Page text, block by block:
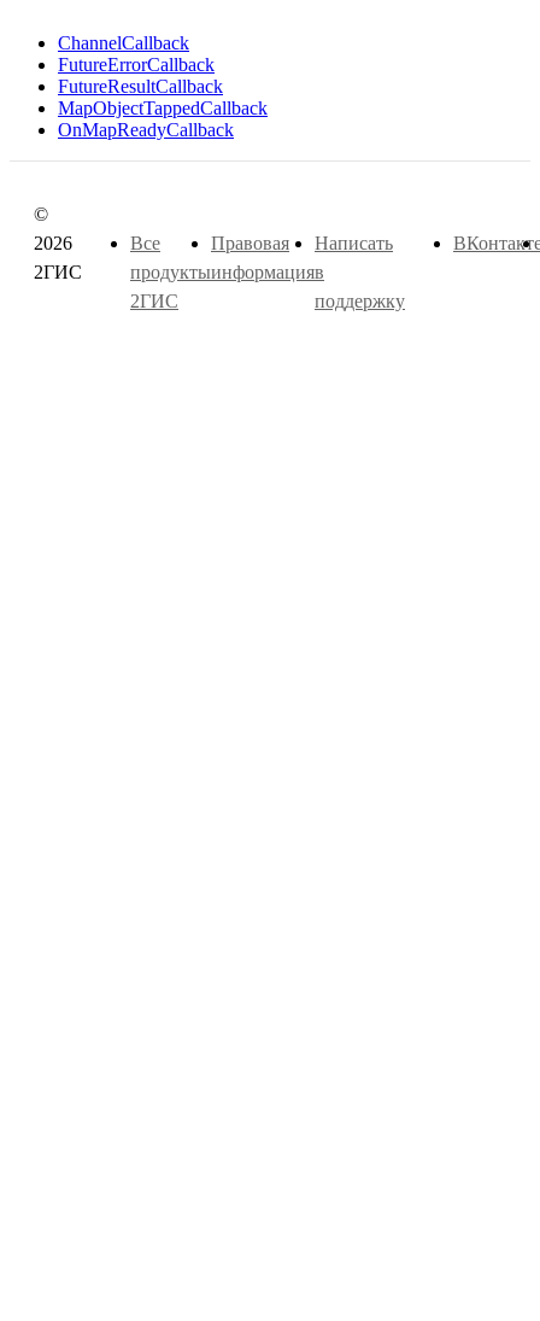
ChannelCallback
FutureErrorCallback
FutureResultCallback
MapObjectTappedCallback
OnMapReadyCallback
©
2026
2ГИС
Все
продукты
2ГИС
Правовая
информация
Написать
в
поддержку